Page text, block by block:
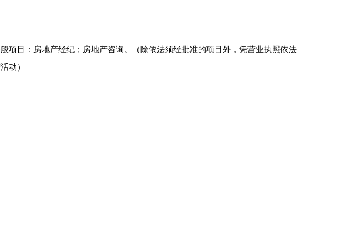
项目：房地产经纪；房地产咨询。（除依法须经批准的项目外，凭营业执照依法
动）